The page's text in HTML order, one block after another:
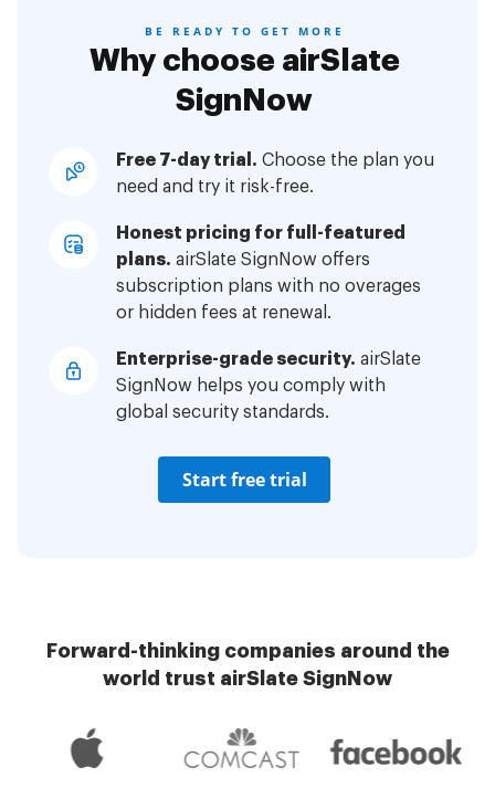
BE READY TO GET MORE
Why choose airSlate
SignNow
Free 7-day trial. Choose the plan you
need and try it risk-free.
Honest pricing for full-featured
plans. airSlate SignNow offers
subscription plans with no overages
or hidden fees at renewal.
Enterprise-grade security. airSlate
SignNow helps you comply with
global security standards.
Start free trial
Forward-thinking companies around the
world trust airSlate SignNow